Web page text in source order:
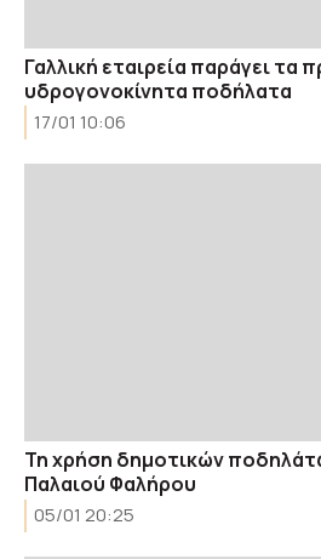
Γαλλική εταιρεία παράγει τα
υδρογονοκίνητα ποδήλατα
17/01 10:06
Τη χρήση δημοτικών
Παλαιού Φαλήρου
05/01 20:25